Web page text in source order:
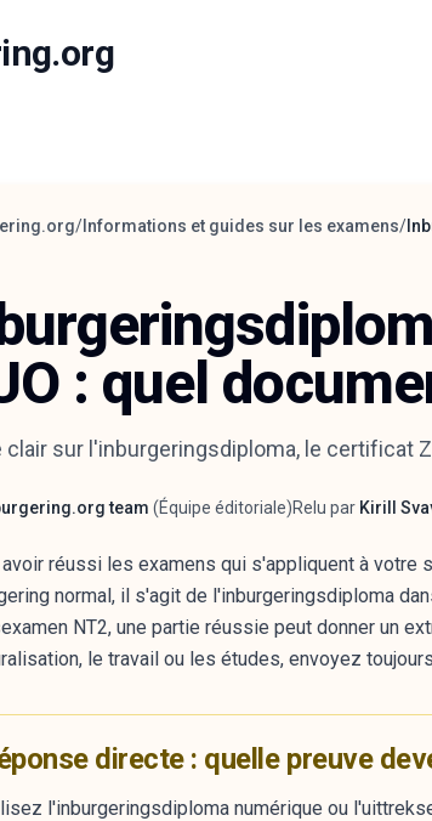
/ Informations et guides sur les examens/
: quel
clair sur l'inburgeringsdiploma, le certificat
team (Équipe éditoriale)
Relecteur
Relu par Kirill
réussi les examens qui s'appliquent à votre
normal, il s'agit de l'inburgeringsdiploma
NT2, une partie réussie peut donner un
le travail ou les études, envoyez
directe : quelle preuve
l'inburgeringsdiploma numérique ou